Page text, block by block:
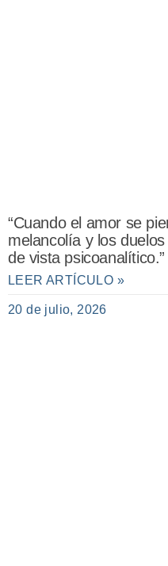
“Cuando el amor se
melancolía y los
de vista psicoanalítico.”
LEER ARTÍCULO »
20 de julio, 2026